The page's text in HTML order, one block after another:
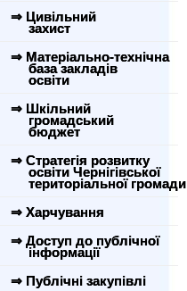
⇒ Цивільний
захист
⇒ Матеріально-технічна
база закладів
освіти
⇒ Шкільний
громадський
бюджет
⇒ Стратегія розвитку
освіти Чернігівської
територіальної громади
⇒ Харчування
⇒ Доступ до публічної
інформації
⇒ Публічні закупівлі